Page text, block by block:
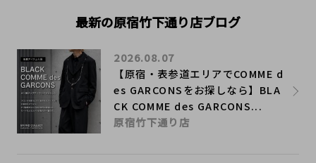
最新の原宿竹下通り店ブログ
【原宿・表参道エリアでCOMME d
es GARCONSをお探しなら】BLA
CK COMME des GARCONS...
2026.08.07
原宿竹下通り店